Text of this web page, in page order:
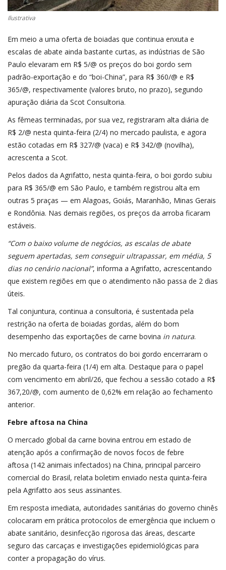
Ilustrativa
Em meio a uma oferta de boiadas que continua enxuta e
escalas de abate ainda bastante curtas, as indústrias de São
Paulo elevaram em R$ 5/@ os preços do boi gordo sem
padrão-exportação e do “boi-China”, para R$ 360/@ e R$
365/@, respectivamente (valores bruto, no prazo), segundo
apuração diária da Scot Consultoria.
As fêmeas terminadas, por sua vez, registraram alta diária de
R$ 2/@ nesta quinta-feira (2/4) no mercado paulista, e agora
estão cotadas em R$ 327/@ (vaca) e R$ 342/@ (novilha),
acrescenta a Scot.
Pelos dados da Agrifatto, nesta quinta-feira, o boi gordo subiu
para R$ 365/@ em São Paulo, e também registrou alta em
outras 5 praças — em Alagoas, Goiás, Maranhão, Minas Gerais
e Rondônia. Nas demais regiões, os preços da arroba ficaram
estáveis.
“Com o baixo volume de negócios, as escalas de abate
seguem apertadas, sem conseguir ultrapassar, em média, 5
dias no cenário nacional”, informa a Agrifatto, acrescentando
que existem regiões em que o atendimento não passa de 2 dias
úteis.
Tal conjuntura, continua a consultoria, é sustentada pela
restrição na oferta de boiadas gordas, além do bom
desempenho das exportações de carne bovina in natura.
No mercado futuro, os contratos do boi gordo encerraram o
pregão da quarta-feira (1/4) em alta. Destaque para o papel
com vencimento em abril/26, que fechou a sessão cotado a R$
367,20/@, com aumento de 0,62% em relação ao fechamento
anterior.
Febre aftosa na China
O mercado global da carne bovina entrou em estado de
atenção após a confirmação de novos focos de febre
aftosa (142 animais infectados) na China, principal parceiro
comercial do Brasil, relata boletim enviado nesta quinta-feira
pela Agrifatto aos seus assinantes.
Em resposta imediata, autoridades sanitárias do governo chinês
colocaram em prática protocolos de emergência que incluem o
abate sanitário, desinfecção rigorosa das áreas, descarte
seguro das carcaças e investigações epidemiológicas para
conter a propagação do vírus.